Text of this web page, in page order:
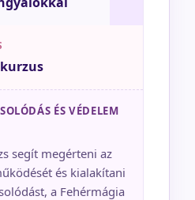
ÉS VÉDELEM
segít megérteni az
és kialakítani
a Fehérmágia